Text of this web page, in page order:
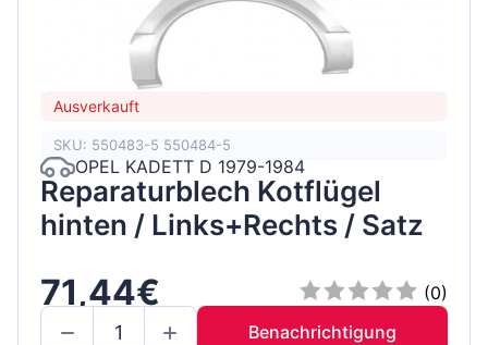
Ausverkauft
SKU: 550483-5 550484-5
OPEL KADETT D 1979-1984
Reparaturblech Kotflügel
hinten / Links+Rechts / Satz
71,44€
(0)
Benachrichtigung